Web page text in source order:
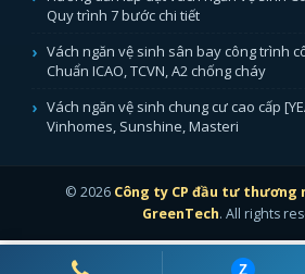
Z
Quy trình 7 bước chi tiết
Vách ngăn vệ sinh sân bay công trình
Chuẩn ICAO, TCVN, A2 chống cháy
Vách ngăn vệ sinh chung cư cao cấp
Vinhomes, Sunshine, Masteri
© 2026 Công ty CP đầu tư thương
GreenTech. All rights